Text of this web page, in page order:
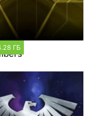
ГБ